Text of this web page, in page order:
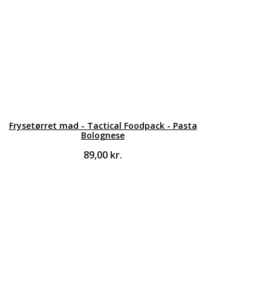
Frysetørret mad - Tactical Foodpack - Pasta
Bolognese
89,00 kr.